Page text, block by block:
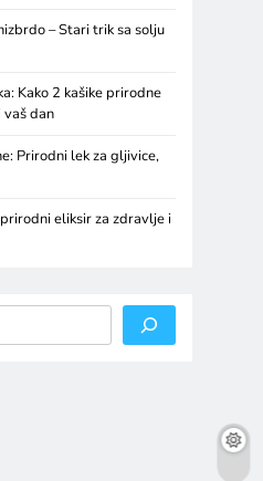
– Stari trik sa solju
Kako 2 kašike prirodne
dan
Prirodni lek za gljivice,
eliksir za zdravlje i